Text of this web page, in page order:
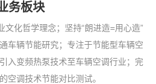
务板块
文化哲学理念；坚持“朗进造=用心造”
车辆节能研究；专注于节能型车辆空
入变频热泵技术至车辆空调行业；完
空调技术节能对比测试。